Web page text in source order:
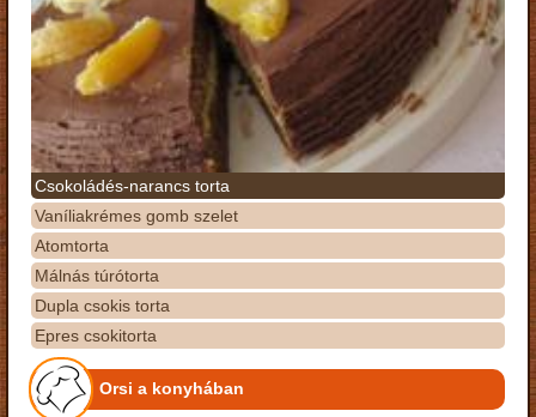
Csokoládés-narancs torta
Vaníliakrémes gomb szelet
Atomtorta
Málnás túrótorta
Dupla csokis torta
Epres csokitorta
Orsi a konyhában